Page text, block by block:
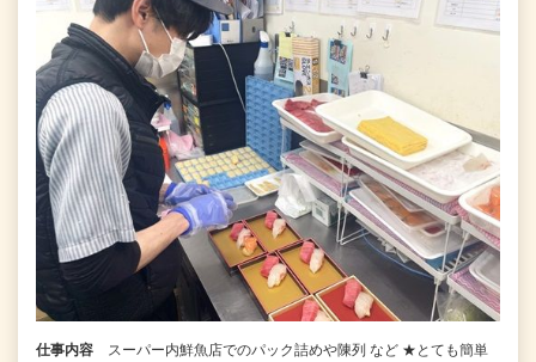
仕事内容
スーパー内鮮魚店でのパック詰めや陳列 など ★とても簡単